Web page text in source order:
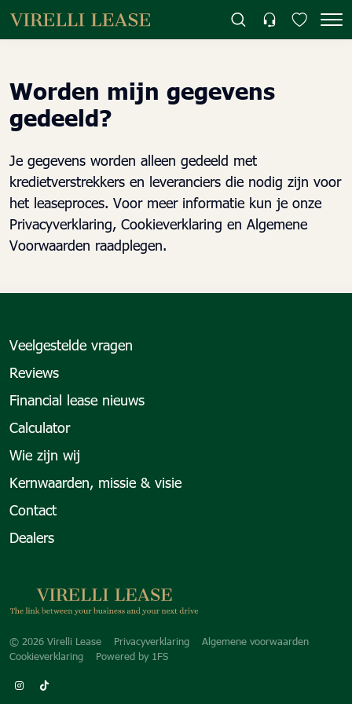
Worden mijn gegevens
gedeeld?
Je gegevens worden alleen gedeeld met
kredietverstrekkers en leveranciers die nodig zijn voor
het leaseproces. Voor meer informatie kun je onze
Privacyverklaring, Cookieverklaring en Algemene
Voorwaarden raadplegen.
Veelgestelde vragen
Reviews
Financial lease nieuws
Calculator
Wie zijn wij
Kernwaarden, missie & visie
Contact
Dealers
Copyright navigation
© 2026 Virelli Lease Privacyverklaring
Algemene voorwaarden
Cookieverklaring
Powered by 1FS